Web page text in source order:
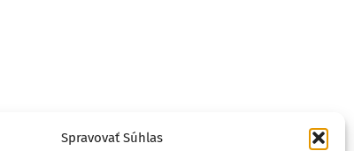
Spravovať Súhlas